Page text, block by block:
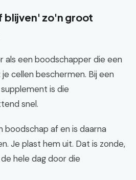
blijven' zo'n groot
als een boodschapper die een
cellen beschermen. Bij een
is die
snel.
boodschap af en is daarna
Je plast hem uit. Dat is zonde,
hele dag door die